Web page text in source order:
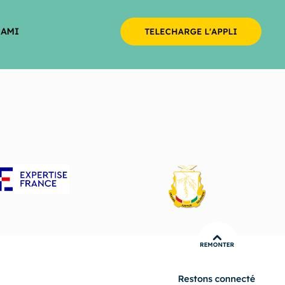
AMI TELECHARGE L'APPLI
REMONTER
Restons connecté